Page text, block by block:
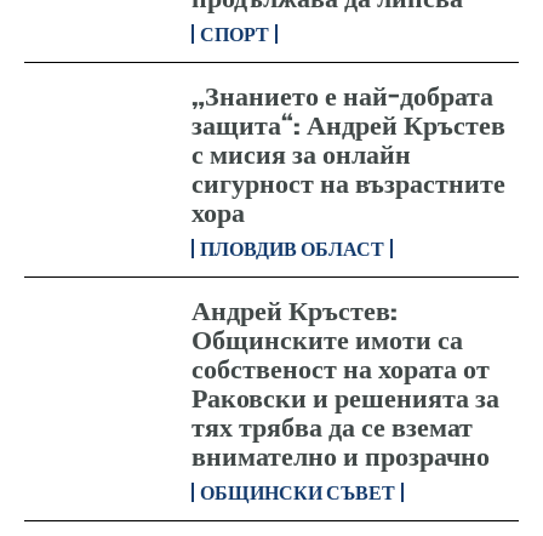
СПОРТ
„Знанието е най-добрата
защита“: Андрей Кръстев
с мисия за онлайн
сигурност на възрастните
хора
ПЛОВДИВ ОБЛАСТ
Андрей Кръстев:
Общинските имоти са
собственост на хората от
Раковски и решенията за
тях трябва да се вземат
внимателно и прозрачно
ОБЩИНСКИ СЪВЕТ